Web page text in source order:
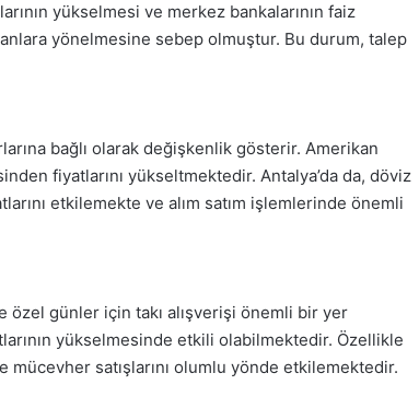
yükselmesi ve merkez bankalarının faiz
yönelmesine sebep olmuştur. Bu durum, talep
bağlı olarak değişkenlik gösterir. Amerikan
fiyatlarını yükseltmektedir. Antalya’da da, döviz
etkilemekte ve alım satım işlemlerinde önemli
günler için takı alışverişi önemli bir yer
yükselmesinde etkili olabilmektedir. Özellikle
mücevher satışlarını olumlu yönde etkilemektedir.